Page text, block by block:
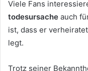
Viele Fans
todesursache auch
ist, dass er
legt.
Trotz seiner